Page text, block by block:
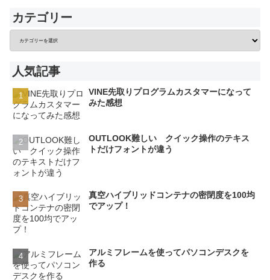
カテゴリー
人気記事
VINE先取りプログラムカスタマーになって
みた感想
OUTLOOK難しい クイック操作のテキス
トだけフォントが違う
真空ハイブリッドコンテナの密閉度を100均
でアップ！
アルミフレームを使ってパソコンデスクを
作る